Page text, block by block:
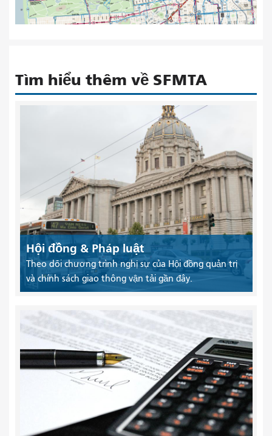
Tìm hiểu thêm về SFMTA
Hội đồng & Pháp luật
Theo dõi chương trình nghị sự của Hội đồng quản trị
và chính sách giao thông vận tải gần đây.